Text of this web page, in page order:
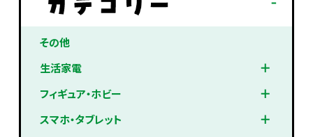
その他
生活家電
フィギュア・ホビー
スマホ・タブレット